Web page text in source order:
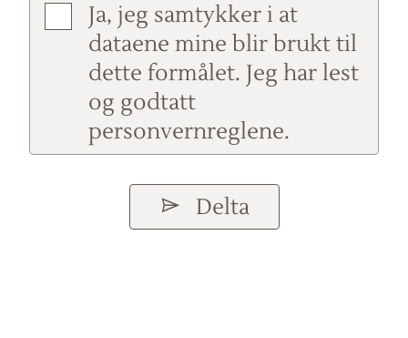
Ja, jeg samtykker i at
dataene mine blir brukt til
dette formålet. Jeg har lest
og godtatt
personvernreglene.
Delta